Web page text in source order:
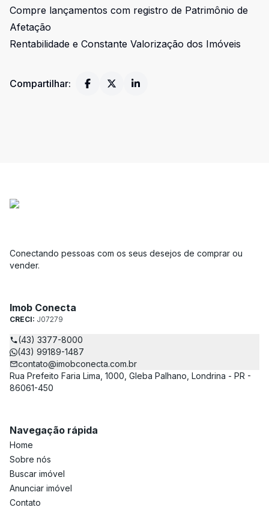
Compre lançamentos com registro de Patrimônio de
Afetação
Rentabilidade e Constante Valorização dos Imóveis
Compartilhar:
Conectando pessoas com os seus desejos de comprar ou
vender.
Imob Conecta
CRECI: J07279
(43) 3377-8000
(43) 99189-1487
contato@imobconecta.com.br
Rua Prefeito Faria Lima, 1000, Gleba Palhano, Londrina - PR -
86061-450
Navegação rápida
Home
Sobre nós
Buscar imóvel
Anunciar imóvel
Contato